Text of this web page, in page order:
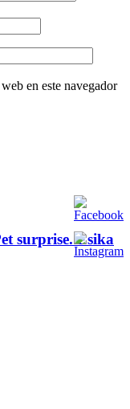
en este navegador
surprise. Esika